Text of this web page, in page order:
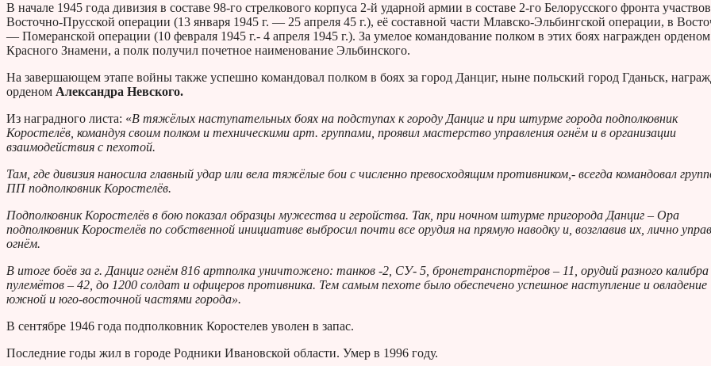
В начале 1945 года дивизия в составе 98-го стрелкового корпуса 2-й ударной армии в составе 2-го Белорусского фронта
Восточно-Прусской операции (13 января 1945 г. — 25 апреля 45 г.), её составной части Млавско-Эльбингской операции, в
— Померанской операции (10 февраля 1945 г.- 4 апреля 1945 г.). За умелое командование полком в этих боях награжден орденом
Красного Знамени, а полк получил почетное наименование Эльбинского.
На завершающем этапе войны также успешно командовал полком в боях за город Данциг, ныне польский город Гданьск,
орденом Александра Невского.
Из наградного листа: «В тяжёлых наступательных боях на подступах к городу Данциг и при штурме города подполковник
Коростелёв, командуя своим полком и техническими арт. группами, проявил мастерство управления огнём и в организации
взаимодействия с пехотой.
Там, где дивизия наносила главный удар или вела тяжёлые бои с численно превосходящим противником,- всегда командовал
ПП подполковник Коростелёв.
Подполковник Коростелёв в бою показал образцы мужества и геройства. Так, при ночном штурме пригорода Данциг – Ора
подполковник Коростелёв по собственной инициативе выбросил почти все орудия на прямую наводку и, возглавив их, лично
огнём.
В итоге боёв за г. Данциг огнём 816 артполка уничтожено: танков -2, СУ- 5, бронетранспортёров – 11, орудий разного калибра
пулемётов – 42, до 1200 солдат и офицеров противника. Тем самым пехоте было обеспечено успешное наступление и овладение
южной и юго-восточной частями города».
В сентябре 1946 года подполковник Коростелев уволен в запас.
Последние годы жил в городе Родники Ивановской области. Умер в 1996 году.